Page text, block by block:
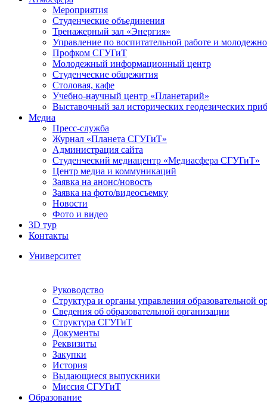
Мероприятия
Студенческие объединения
Тренажерный зал «Энергия»
Управление по воспитательной работе и
Профком СГУГиТ
Молодежный информационный центр
Студенческие общежития
Столовая, кафе
Учебно-научный центр «Планетарий»
Выставочный зал исторических геодезических
Медиа
Пресс-служба
Журнал «Планета СГУГиТ»
Администрация сайта
Студенческий медиацентр «Медиасфера СГУГиТ»
Центр медиа и коммуникаций
Заявка на анонс/новость
Заявка на фото/видеосъемку
Новости
Фото и видео
3D тур
Контакты
Университет
Руководство
Структура и органы управления образовательной
Сведения об образовательной организации
Структура СГУГиТ
Документы
Реквизиты
Закупки
История
Выдающиеся выпускники
Миссия СГУГиТ
Образование